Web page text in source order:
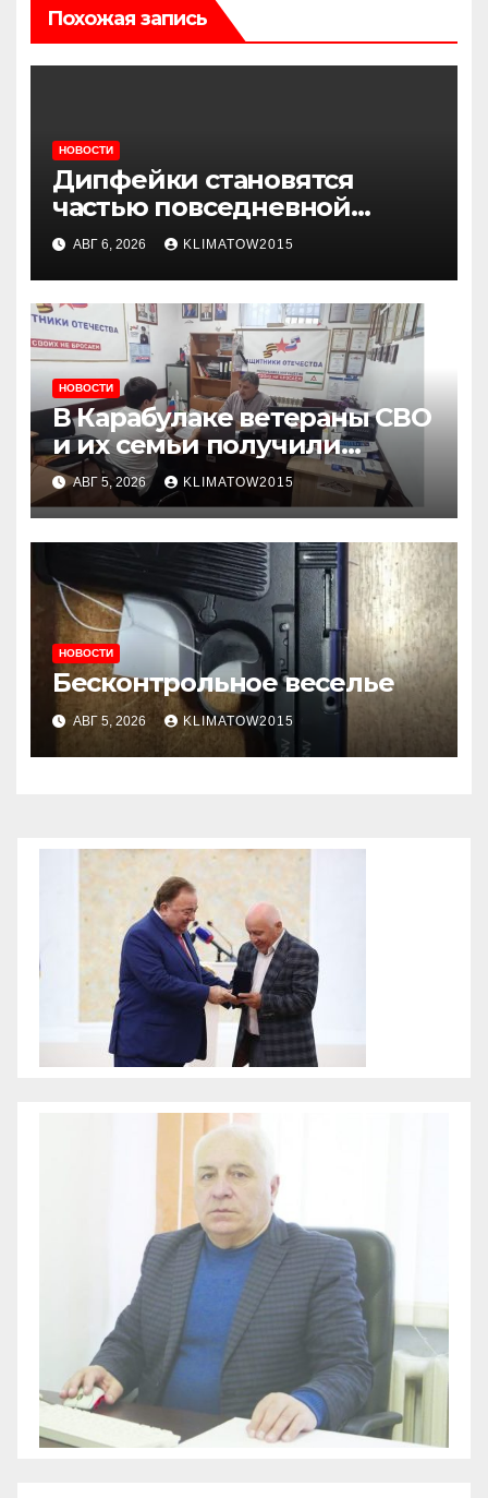
Похожая запись
НОВОСТИ
Дипфейки становятся
частью повседневной
жизни: почему жителям
Ингушетии важно быть
внимательнее
АВГ 6, 2026 KLIMATOW2015
НОВОСТИ
В Карабулаке ветераны СВО
и их семьи получили
консультации в ходе
приема граждан
АВГ 5, 2026 KLIMATOW2015
НОВОСТИ
Бесконтрольное веселье
АВГ 5, 2026 KLIMATOW2015